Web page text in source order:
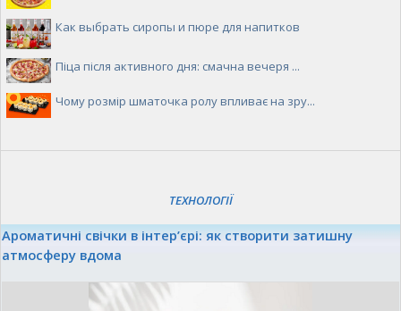
Как выбрать сиропы и пюре для напитков
Піца після активного дня: смачна вечеря ...
Чому розмір шматочка ролу впливає на зру...
ТЕХНОЛОГІЇ
Ароматичні свічки в інтер’єрі: як створити затишну
атмосферу вдома